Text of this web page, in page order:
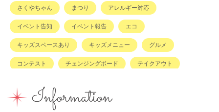
さくやちゃん まつり アレルギー対応
イベント告知 イベント報告 エコ
キッズスペースあり キッズメニュー グルメ
コンテスト チェンジングボード テイクアウト
バーベキュー ベビーカーOK
Information